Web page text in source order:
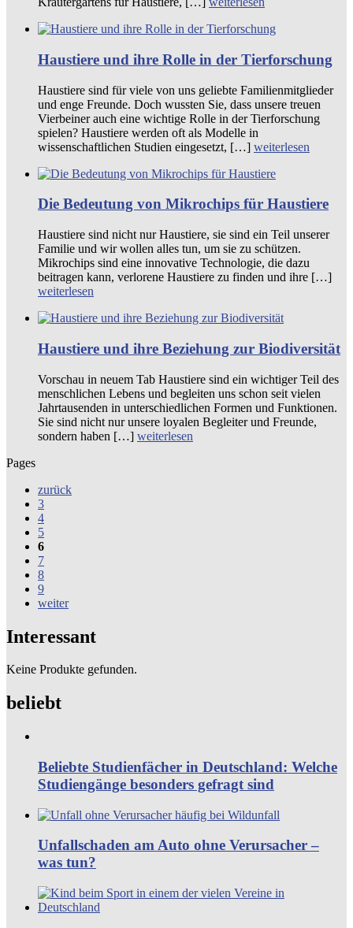
Haustiere und ihre Rolle in der Tierforschung
Haustiere sind für viele von uns geliebte Familienmitglieder
und enge Freunde. Doch wussten Sie, dass unsere treuen
Vierbeiner auch eine wichtige Rolle in der Tierforschung
spielen? Haustiere werden oft als Modelle in
wissenschaftlichen Studien eingesetzt, […] weiterlesen
Die Bedeutung von Mikrochips für Haustiere
Haustiere sind nicht nur Haustiere, sie sind ein Teil unserer
Familie und wir wollen alles tun, um sie zu schützen.
Mikrochips sind eine innovative Technologie, die dazu
beitragen kann, verlorene Haustiere zu finden und ihre […]
weiterlesen
Haustiere und ihre Beziehung zur Biodiversität
Vorschau in neuem Tab Haustiere sind ein wichtiger Teil des
menschlichen Lebens und begleiten uns schon seit vielen
Jahrtausenden in unterschiedlichen Formen und Funktionen.
Sie sind nicht nur unsere loyalen Begleiter und Freunde,
sondern haben […] weiterlesen
Pages
zurück
3
4
5
6
7
8
9
weiter
Interessant
Keine Produkte gefunden.
beliebt
Beliebte Studienfächer in Deutschland: Welche
Studiengänge besonders gefragt sind
Unfallschaden am Auto ohne Verursacher –
was tun?